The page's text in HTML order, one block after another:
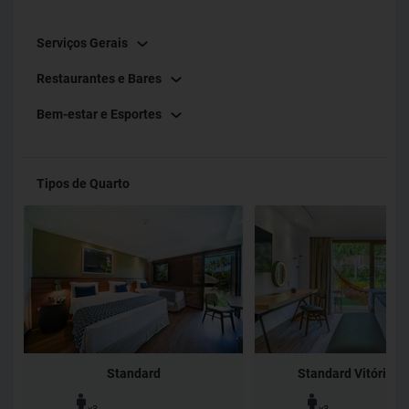
Serviços Gerais
Restaurantes e Bares
Bem-estar e Esportes
Tipos de Quarto
Standard Standard Vitória-